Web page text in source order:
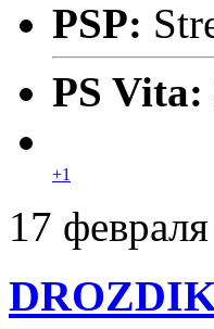
PSP:
PS Vita:
+1
17